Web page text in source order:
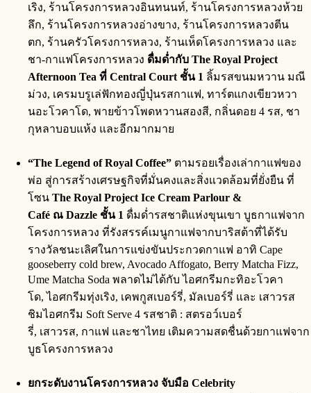
เริง, ร้านโครงการหลวงอินทนนท์, ร้านโครงการหลวงห้วย
ลึก, ร้านโครงการหลวงอ่างขาง, ร้านโครงการหลวงตีน
ตก, ร้านครัวโครงการหลวง, ร้านเห็ดโครงการหลวง และ
ชา-กาแฟโครงการหลวง ดื่มด่ำกับ The Royal Project
Afternoon Tea ที่ Central Court ชั้น 1 ลิ้มรสขนมหวาน มณี
ม่วง, เครมบรูเล่ฟักทองญี่ปุ่นรสกาแฟ, ทาร์ตแกงเขียวหวา
นอะโวคาโด, พายข้าวโพดหวานสองสี, กลิ่นดอย 4 รส, ชา
กุหลาบอบแห้ง และอีกมากมาย
“The Legend of Royal Coffee” ตามรอยเรื่องเล่ากาแฟของ
พ่อ สู่การสร้างเศรษฐกิจที่มั่นคงและสิ่งแวดล้อมที่ยั่งยืน ที่
โซน The Royal Project Ice Cream Parlour &
Café ณ Dazzle ชั้น 1 ดื่มด่ำรสชาติแห่งขุนเขา บูธกาแฟจาก
โครงการหลวง ที่รังสรรค์เมนูกาแฟจากบาริสต้าที่ได้รับ
รางวัลชนะเลิศในการแข่งขันประกวดกาแฟ อาทิ Cape
gooseberry cold brew, Avocado Affogato, Berry Matcha Fizz,
Ume Matcha Soda พลาดไม่ได้กับ ไอศกรีมกะทิอะโวคา
โด, ไอศกรีมทุ่งเริง, เคพกูสเบอร์รี่, มัลเบอร์รี่ และ เสาวรส
ชิมไอศกรีม Soft Serve 4 รสชาติ : สตรอว์เบอร์
รี่, เสาวรส, กาแฟ และชาไทย เติมความสดชื่นด้วยกาแฟจาก
บูธโครงการหลวง
ยกระดับงานโครงการหลวง จับมือ Celebrity